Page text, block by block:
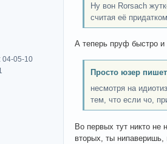
04-05-10
Ну вон Rorsach
считая её придатком
А теперь пруф быстро и
Просто юзер
несмотря на
тем, что если чо,
Во первых тут никто не
вторых, ты нипаверишь,